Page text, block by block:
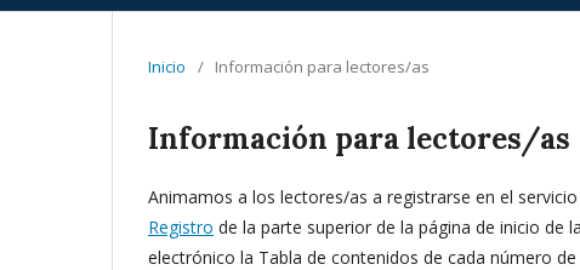
Inicio / Información para lectores/as
Información para lectores/as
Animamos a los lectores/as a registrarse en el
Registro de la parte superior de la página de inicio de
electrónico la Tabla de contenidos de cada número